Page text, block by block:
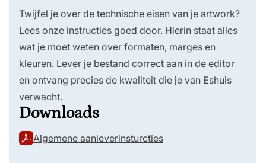
Twijfel je over de technische eisen van je artwork?
Lees onze instructies goed door. Hierin staat alles
wat je moet weten over formaten, marges en
kleuren. Lever je bestand correct aan in de editor
en ontvang precies de kwaliteit die je van Eshuis
verwacht.
Downloads
Algemene aanleverinsturcties